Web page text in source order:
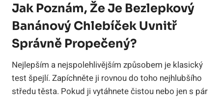
Jak Poznám, Že Je Bezlepkový
Banánový Chlebíček Uvnitř
Správně Propečený?
Nejlepším a nejspolehlivějším způsobem je klasický
test špejlí. Zapíchněte ji rovnou do toho nejhlubšího
středu těsta. Pokud ji vytáhnete čistou nebo jen s pár